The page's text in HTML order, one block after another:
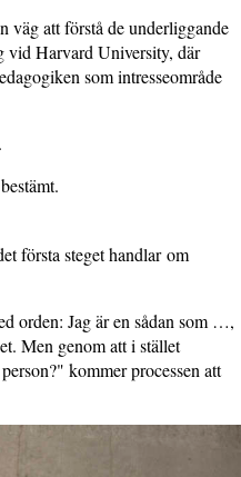
väg att förstå de underliggande
vid Harvard University, där
som intresseområde
första steget handlar om
orden: Jag är en sådan som …,
Men genom att i stället
kommer processen att